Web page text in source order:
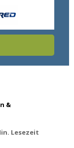
&
Lesezeit